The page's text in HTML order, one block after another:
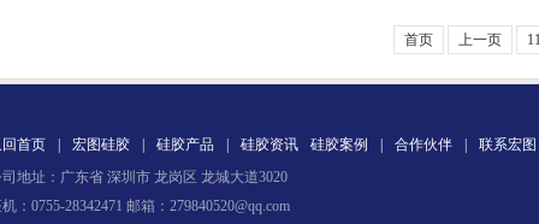
涂布硅胶
首页 上一页
首页 宏图硅胶 硅胶产品 硅胶资讯 硅胶案例 合作伙伴
联系宏图
地址：广东省 深圳市 龙岗区 龙城大道3020
：0755-28342471 邮箱：279840520@qq.com